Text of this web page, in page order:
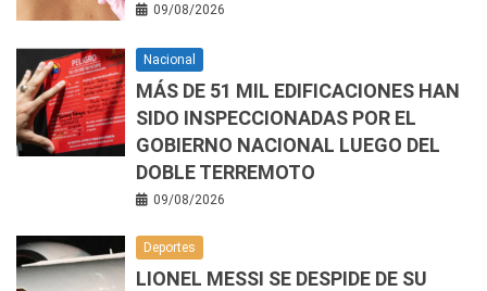
09/08/2026
Nacional
MÁS DE 51 MIL EDIFICACIONES HAN
SIDO INSPECCIONADAS POR EL
GOBIERNO NACIONAL LUEGO DEL
DOBLE TERREMOTO
09/08/2026
Deportes
LIONEL MESSI SE DESPIDE DE SU